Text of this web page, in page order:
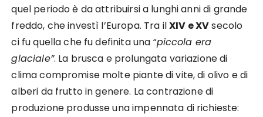
quel periodo è da attribuirsi a lunghi anni di grande
freddo, che investì l’Europa. Tra ilXIV e XVsecolo
ci fu quella che fu definita una “piccola era
glaciale”. La brusca e prolungata variazione di
clima compromise molte piante di vite, di olivo e di
alberi da frutto in genere. La contrazione di
produzione produsse una impennata di richieste: